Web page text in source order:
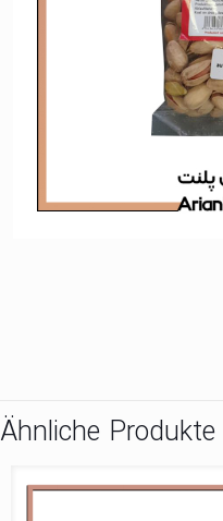
Ähnliche Produkte